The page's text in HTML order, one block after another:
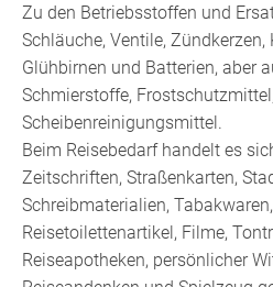
Zu den Betriebsstoffen und
Schläuche, Ventile, Zündkerzen,
Glühbirnen und Batterien, aber
Schmierstoffe,
Scheibenreinigungsmittel.
Beim Reisebedarf handelt es
Zeitschriften, Straßenkarten,
Schreibmaterialien,
Reisetoilettenartikel, Filme,
Reiseapotheken, persönlicher